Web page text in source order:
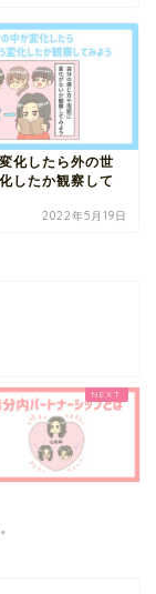
化したら外の世
したか観察して
2022年5月19日